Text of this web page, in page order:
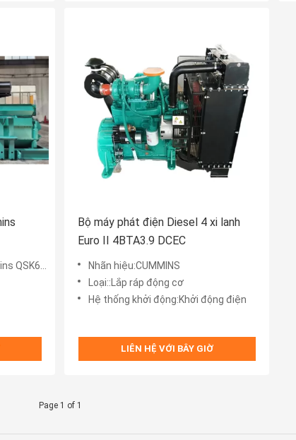
G3
Bộ máy phát điện Diesel 4 xi lanh
Euro II 4BTA3.9 DCEC
Nhãn hiệu:CUMMINS
Loại::Lắp ráp động cơ
Hệ thống khởi động:Khởi động điện
LIÊN HỆ VỚI BÂY GIỜ
Page 1 of 1